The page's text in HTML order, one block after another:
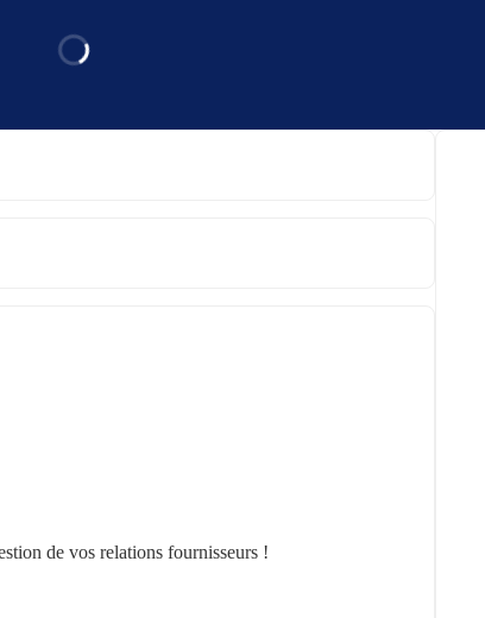
de vos relations fournisseurs !